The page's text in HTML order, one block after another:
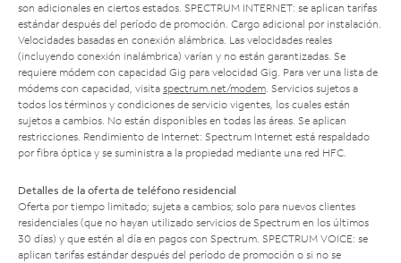
son adicionales en ciertos estados. SPECTRUM INTERNET: se aplican tarifas
estándar después del período de promoción. Cargo adicional por instalación.
Velocidades basadas en conexión alámbrica. Las velocidades reales
(incluyendo conexión inalámbrica) varían y no están garantizadas. Se
requiere módem con capacidad Gig para velocidad Gig. Para ver una lista de
módems con capacidad, visita spectrum.net/modem. Servicios sujetos a
todos los términos y condiciones de servicio vigentes, los cuales están
sujetos a cambios. No están disponibles en todas las áreas. Se aplican
restricciones. Rendimiento de Internet: Spectrum Internet está respaldado
por fibra óptica y se suministra a la propiedad mediante una red HFC.
Detalles de la oferta de teléfono residencial
Oferta por tiempo limitado; sujeta a cambios; solo para nuevos clientes
residenciales (que no hayan utilizado servicios de Spectrum en los últimos
30 días) y que estén al día en pagos con Spectrum. SPECTRUM VOICE: se
aplican tarifas estándar después del período de promoción o si no se